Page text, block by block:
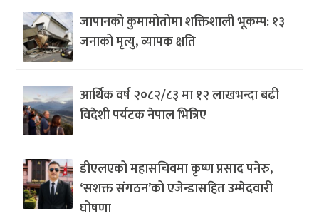
जापानको कुमामोतोमा शक्तिशाली भूकम्प: १३
जनाको मृत्यु, व्यापक क्षति
आर्थिक वर्ष २०८२/८३ मा १२ लाखभन्दा बढी
विदेशी पर्यटक नेपाल भित्रिए
डीएलएको महासचिवमा कृष्ण प्रसाद पनेरु,
‘सशक्त संगठन’को एजेन्डासहित उम्मेदवारी
घोषणा